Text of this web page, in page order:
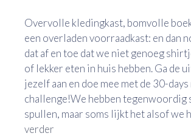
Overvolle kledingkast, bomvolle
een overladen voorraadkast: en dan
dat af en toe dat we niet genoeg
of lekker eten in huis hebben. Ga de
jezelf aan en doe mee met de 30-
challenge!We hebben tegenwoordig
spullen, maar soms lijkt het alsof we
verder